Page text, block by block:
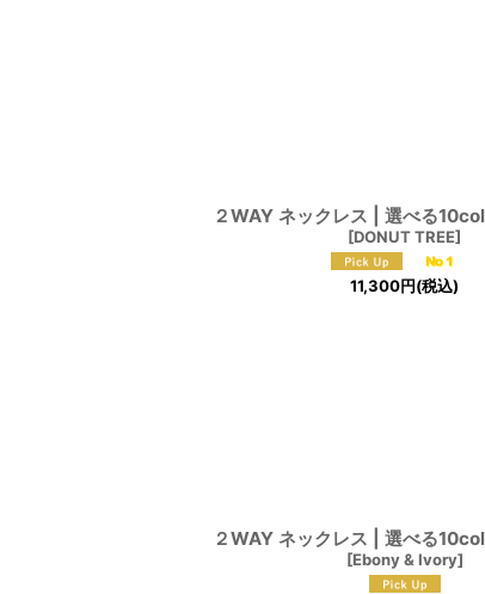
２WAY ネックレス | 選べる
[DONUT TREE]
11,300円(税込)
２WAY ネックレス | 選べる
[Ebony & Ivory]